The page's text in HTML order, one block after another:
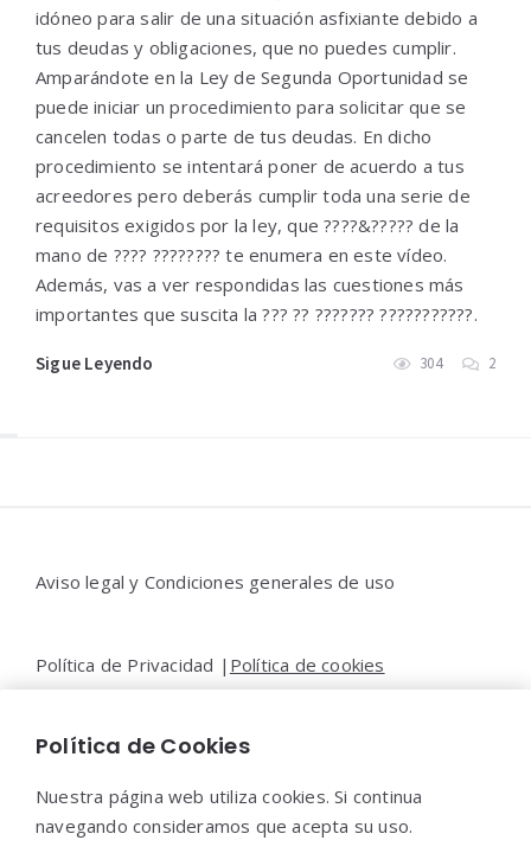
idóneo para salir de una situación asfixiante debido a
tus deudas y obligaciones, que no puedes cumplir.
Amparándote en la Ley de Segunda Oportunidad se
puede iniciar un procedimiento para solicitar que se
cancelen todas o parte de tus deudas. En dicho
procedimiento se intentará poner de acuerdo a tus
acreedores pero deberás cumplir toda una serie de
requisitos exigidos por la ley, que ????&????? de la
mano de ???? ???????? te enumera en este vídeo.
Además, vas a ver respondidas las cuestiones más
importantes que suscita la ??? ?? ??????? ???????????.
Sigue Leyendo 304 2
Aviso legal y Condiciones generales de uso
Política de Privacidad | Política de cookies
Contacto |Moya&Emery
Política de Cookies
Nuestra página web utiliza cookies. Si continua
navegando consideramos que acepta su uso.